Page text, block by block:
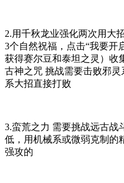
2.用千秋龙业强化两次用大
3个自然祝福，点击“我要开
获得赛尔豆和泰坦之灵）收
古神之咒 挑战需要击败邪
系大招直接打败
3.蛮荒之力 需要挑战远古战
低，用机械系或微弱克制的
强攻的